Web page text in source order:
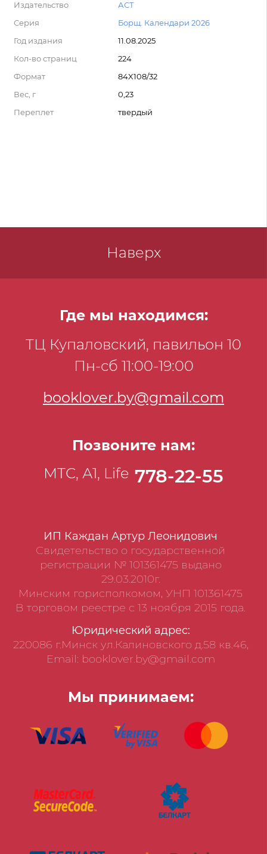
Издательство
АСТ
Серия
Борщ. Календари 2026
Год издания
11.08.2025
Кол-во страниц
224
Формат
84X108/32
Вес, г
0,23
Переплет
твердый
Наверх
ИП Каждан Артур Леонидович
Свидетельство о государственной
регистрации № 101361475 выдано
29.03.2010г.
Минским горисполкомом, УНП 101361475
В торговом реестре с 13 ноября 2015 года.
Юридический адрес:
220086 г.Минск ул.Калиновского д.58 кв.46,
Email: booklover.by@gmail.com
Мы принимаем:
Где мы находимся:
ТЦ Купаловский, павильон 10
Пн-сб 11:00-19:00
booklover.by@gmail.com
Позвоните нам:
МТС, А1, Life 778-22-55